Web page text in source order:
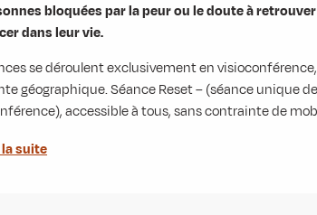
bloquées par la peur ou le doute à
dans leur vie.
se déroulent exclusivement en
géographique. Séance Reset – (séance unique
accessible à tous, sans contrainte de
suite